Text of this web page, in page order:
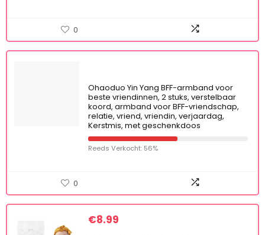
0
Ohaoduo Yin Yang BFF-armband voor
beste vriendinnen, 2 stuks, verstelbaar
koord, armband voor BFF-vriendschap,
relatie, vriend, vriendin, verjaardag,
Kerstmis, met geschenkdoos
Reeds Verkocht: 56%
0
€8.99